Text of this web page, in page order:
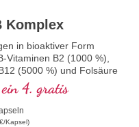
Bewertung von 5 von 5 Sternen
Komplex
in bioaktiver Form
Vitaminen B2 (1000 %),
(5000 %) und Folsäure
anderen B-Vitaminen.
und
4. gratis
Kapsel)